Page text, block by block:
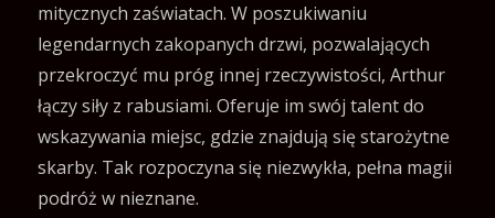
mitycznych zaświatach. W poszukiwaniu
legendarnych zakopanych drzwi, pozwalających
przekroczyć mu próg innej rzeczywistości, Arthur
łączy siły z rabusiami. Oferuje im swój talent do
wskazywania miejsc, gdzie znajdują się starożytne
skarby. Tak rozpoczyna się niezwykła, pełna magii
podróż w nieznane.